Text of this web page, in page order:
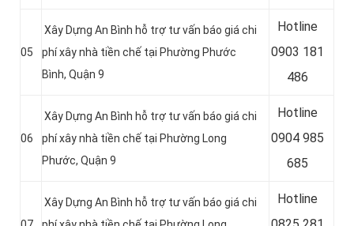
05
Xây Dựng An Bình hỗ trợ tư vấn báo giá chi
phí xây nhà tiền chế tại Phường Phước
Bình, Quận 9
Hotline
0903 181
486
06
Xây Dựng An Bình hỗ trợ tư vấn báo giá chi
phí xây nhà tiền chế tại Phường Long
Phước, Quận 9
Hotline
0904 985
685
Xây Dựng An Bình hỗ trợ tư vấn báo giá chi
Hotline